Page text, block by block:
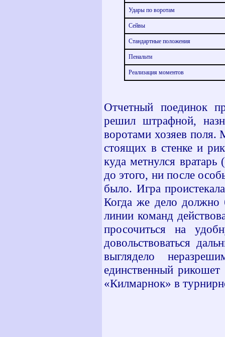
Удары по воротам
Сейвы
Стандартные положения
Пенальти
Реализация моментов
Отчетный поединок
решил штрафной,
воротами хозяев поля.
стоящих в стенке и
куда метнулся
до этого, ни после
было. Игра
Когда же дело должно
линии команд
просочиться на
довольствоваться
выглядело
единственный
«Килмарнок» в